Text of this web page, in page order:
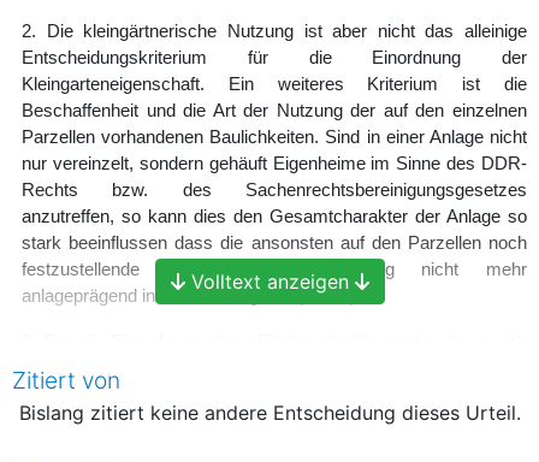
2. Die kleingärtnerische Nutzung ist aber nicht das alleinige
Entscheidungskriterium für die Einordnung der
Kleingarteneigenschaft. Ein weiteres Kriterium ist die
Beschaffenheit und die Art der Nutzung der auf den einzelnen
Parzellen vorhandenen Baulichkeiten. Sind in einer Anlage nicht
nur vereinzelt, sondern gehäuft Eigenheime im Sinne des DDR-
Rechts bzw. des Sachenrechtsbereinigungsgesetzes
anzutreffen, so kann dies den Gesamtcharakter der Anlage so
stark beeinflussen dass die ansonsten auf den Parzellen noch
festzustellende kleingärtnerische Nutzung nicht mehr
anlageprägend in Erscheinung tritt.(Rn.48)
auch nicht der Umstand anführen, dass der maßgebliche
Bebauungsplan die Fläche des streitgegenständlichen
Grundstücks als Dauerkleingarten ausweist. Das BKleingG
Volltext anzeigen
Zitiert von
Bislang zitiert keine andere Entscheidung dieses Urteil.